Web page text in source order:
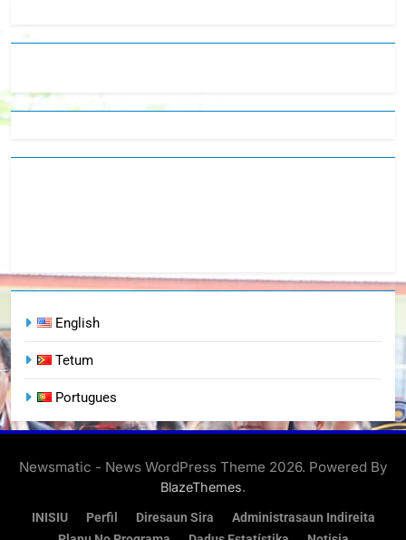
English
Tetum
Portugues
Newsmatic - News WordPress Theme 2026. Powered By
BlazeThemes.
INISIU Perfil Diresaun Sira
Administrasaun Indireita